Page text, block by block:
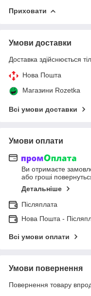
Приховати
Умови доставки
Доставка здійснюється
Нова Пошта
Магазини Rozetka
Всі умови доставки
Умови оплати
Ви отримаєте
або гроші
Детальніше
Післяплата
Нова Пошта -
Всі умови оплати
Умови повернення
Повернення товару